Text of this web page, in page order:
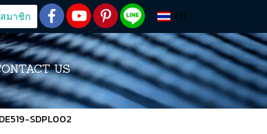
มาชิก TH
US
SDPL002